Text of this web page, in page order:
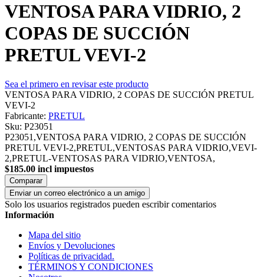
VENTOSA PARA VIDRIO, 2
COPAS DE SUCCIÓN
PRETUL VEVI-2
Sea el primero en revisar este producto
VENTOSA PARA VIDRIO, 2 COPAS DE SUCCIÓN PRETUL
VEVI-2
Fabricante: PRETUL
Sku: P23051
P23051,VENTOSA PARA VIDRIO, 2 COPAS DE SUCCIÓN
PRETUL VEVI-2,PRETUL,VENTOSAS PARA VIDRIO,VEVI-
2,PRETUL-VENTOSAS PARA VIDRIO,VENTOSA,
$185.00 incl impuestos
Comparar
Enviar un correo electrónico a un amigo
Solo los usuarios registrados pueden escribir comentarios
Información
Mapa del sitio
Envíos y Devoluciones
Políticas de privacidad.
TÉRMINOS Y CONDICIONES